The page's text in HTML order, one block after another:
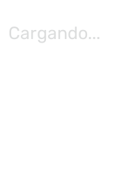
Cargando...